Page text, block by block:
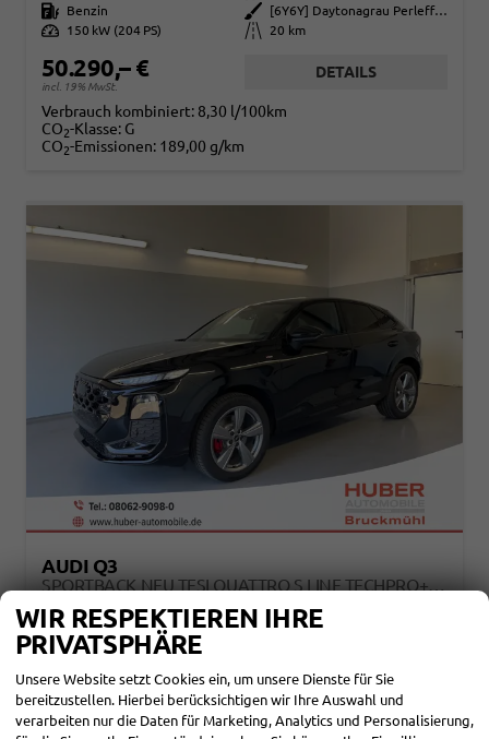
Kraftstoff
Benzin Außenfarbe
[6Y6Y] Daytonagrau Perleffekt
Leistung
150 kW (204 PS) Kilometerstand 20 km
50.290,– €
incl. 19% MwSt.
DETAILS
Verbrauch kombiniert: 8,30 l/100km
CO2-Klasse: G
CO2-Emissionen: 189,00 g/km
AUDI Q3
SPORTBACK NEU TFSI QUATTRO S LINE TECHPRO+MATRIX+AHK+ALU19+KLIMAPLUS+EXTSCHWARZ+DCC
sofort lieferbar Neuwagen mit Tageszulassung
Fahrzeugnr. 114399
Leistung 150 kW (204 PS) Kilometerstand 20 km
27.05.2026
WIR RESPEKTIEREN IHRE
PRIVATSPHÄRE
Unsere Website setzt Cookies ein, um unsere Dienste für Sie
bereitzustellen. Hierbei berücksichtigen wir Ihre Auswahl und
verarbeiten nur die Daten für Marketing, Analytics und Personalisierung,